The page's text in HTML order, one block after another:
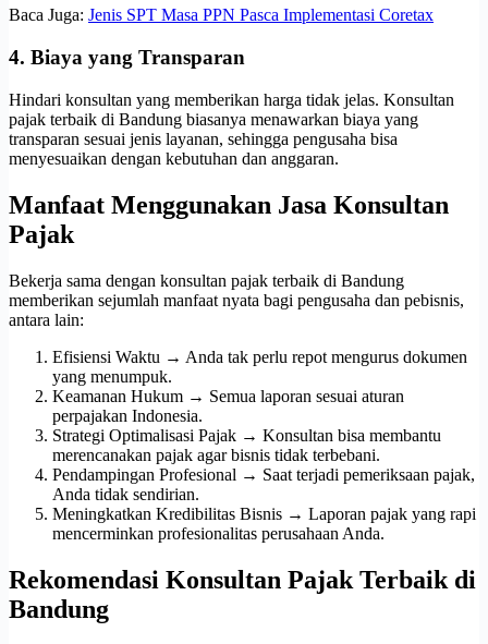
Baca Juga: Jenis SPT Masa PPN Pasca Implementasi Coretax
4. Biaya yang Transparan
Hindari konsultan yang memberikan harga tidak jelas. Konsultan
pajak terbaik di Bandung biasanya menawarkan biaya yang
transparan sesuai jenis layanan, sehingga pengusaha bisa
menyesuaikan dengan kebutuhan dan anggaran.
Manfaat Menggunakan Jasa Konsultan
Pajak
Bekerja sama dengan konsultan pajak terbaik di Bandung
memberikan sejumlah manfaat nyata bagi pengusaha dan pebisnis,
antara lain:
Efisiensi Waktu → Anda tak perlu repot mengurus dokumen
yang menumpuk.
Keamanan Hukum → Semua laporan sesuai aturan
perpajakan Indonesia.
Strategi Optimalisasi Pajak → Konsultan bisa membantu
merencanakan pajak agar bisnis tidak terbebani.
Pendampingan Profesional → Saat terjadi pemeriksaan pajak,
Anda tidak sendirian.
Meningkatkan Kredibilitas Bisnis → Laporan pajak yang rapi
mencerminkan profesionalitas perusahaan Anda.
Rekomendasi Konsultan Pajak Terbaik di
Bandung